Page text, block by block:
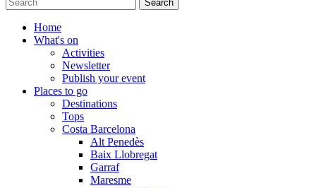
Search
Home
What's on
Activities
Newsletter
Publish your event
Places to go
Destinations
Tops
Costa Barcelona
Alt Penedès
Baix Llobregat
Garraf
Maresme